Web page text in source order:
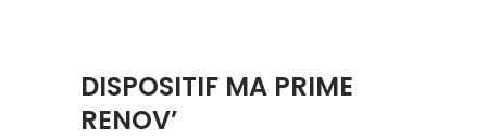
DISPOSITIF MA PRIME
RENOV’